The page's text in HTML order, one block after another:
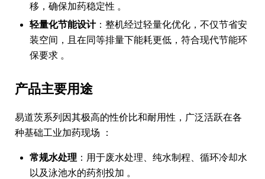
移，确保加药稳定性 。
轻量化节能设计：整机经过轻量化优化，不仅节省安
装空间，且在同等排量下能耗更低，符合现代节能环
保要求 。
产品主要用途
易道茨系列因其极高的性价比和耐用性，广泛活跃在各
种基础工业加药现场 ：
常规水处理 ：用于废水处理、纯水制程、循环冷却水
以及泳池水的药剂投加 。